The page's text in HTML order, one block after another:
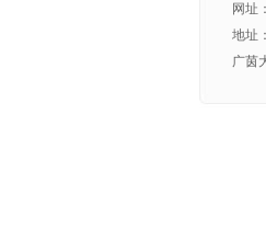
网址
地址
广茵